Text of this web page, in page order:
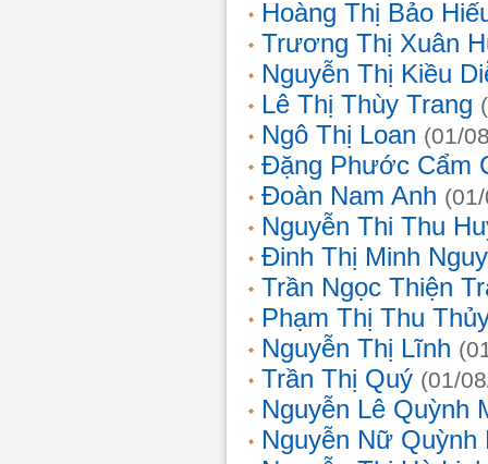
Hoàng Thị Bảo
Trương Thị Xuân
Nguyễn Thị Kiều
Lê Thị Thùy Trang
Ngô Thị Loan (01/
Đặng Phước Cẩm
Đoàn Nam Anh
Nguyễn Thi Thu
Đinh Thị Minh
Trần Ngọc Thiện
Phạm Thị Thu
Nguyễn Thị Lĩnh
Trần Thị Quý (01/
Nguyễn Lê Quỳnh
Nguyễn Nữ